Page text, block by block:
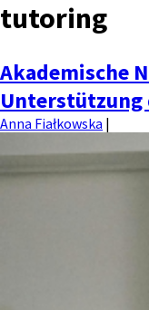
tutoring
Akademische
Anna Fiałkowska |